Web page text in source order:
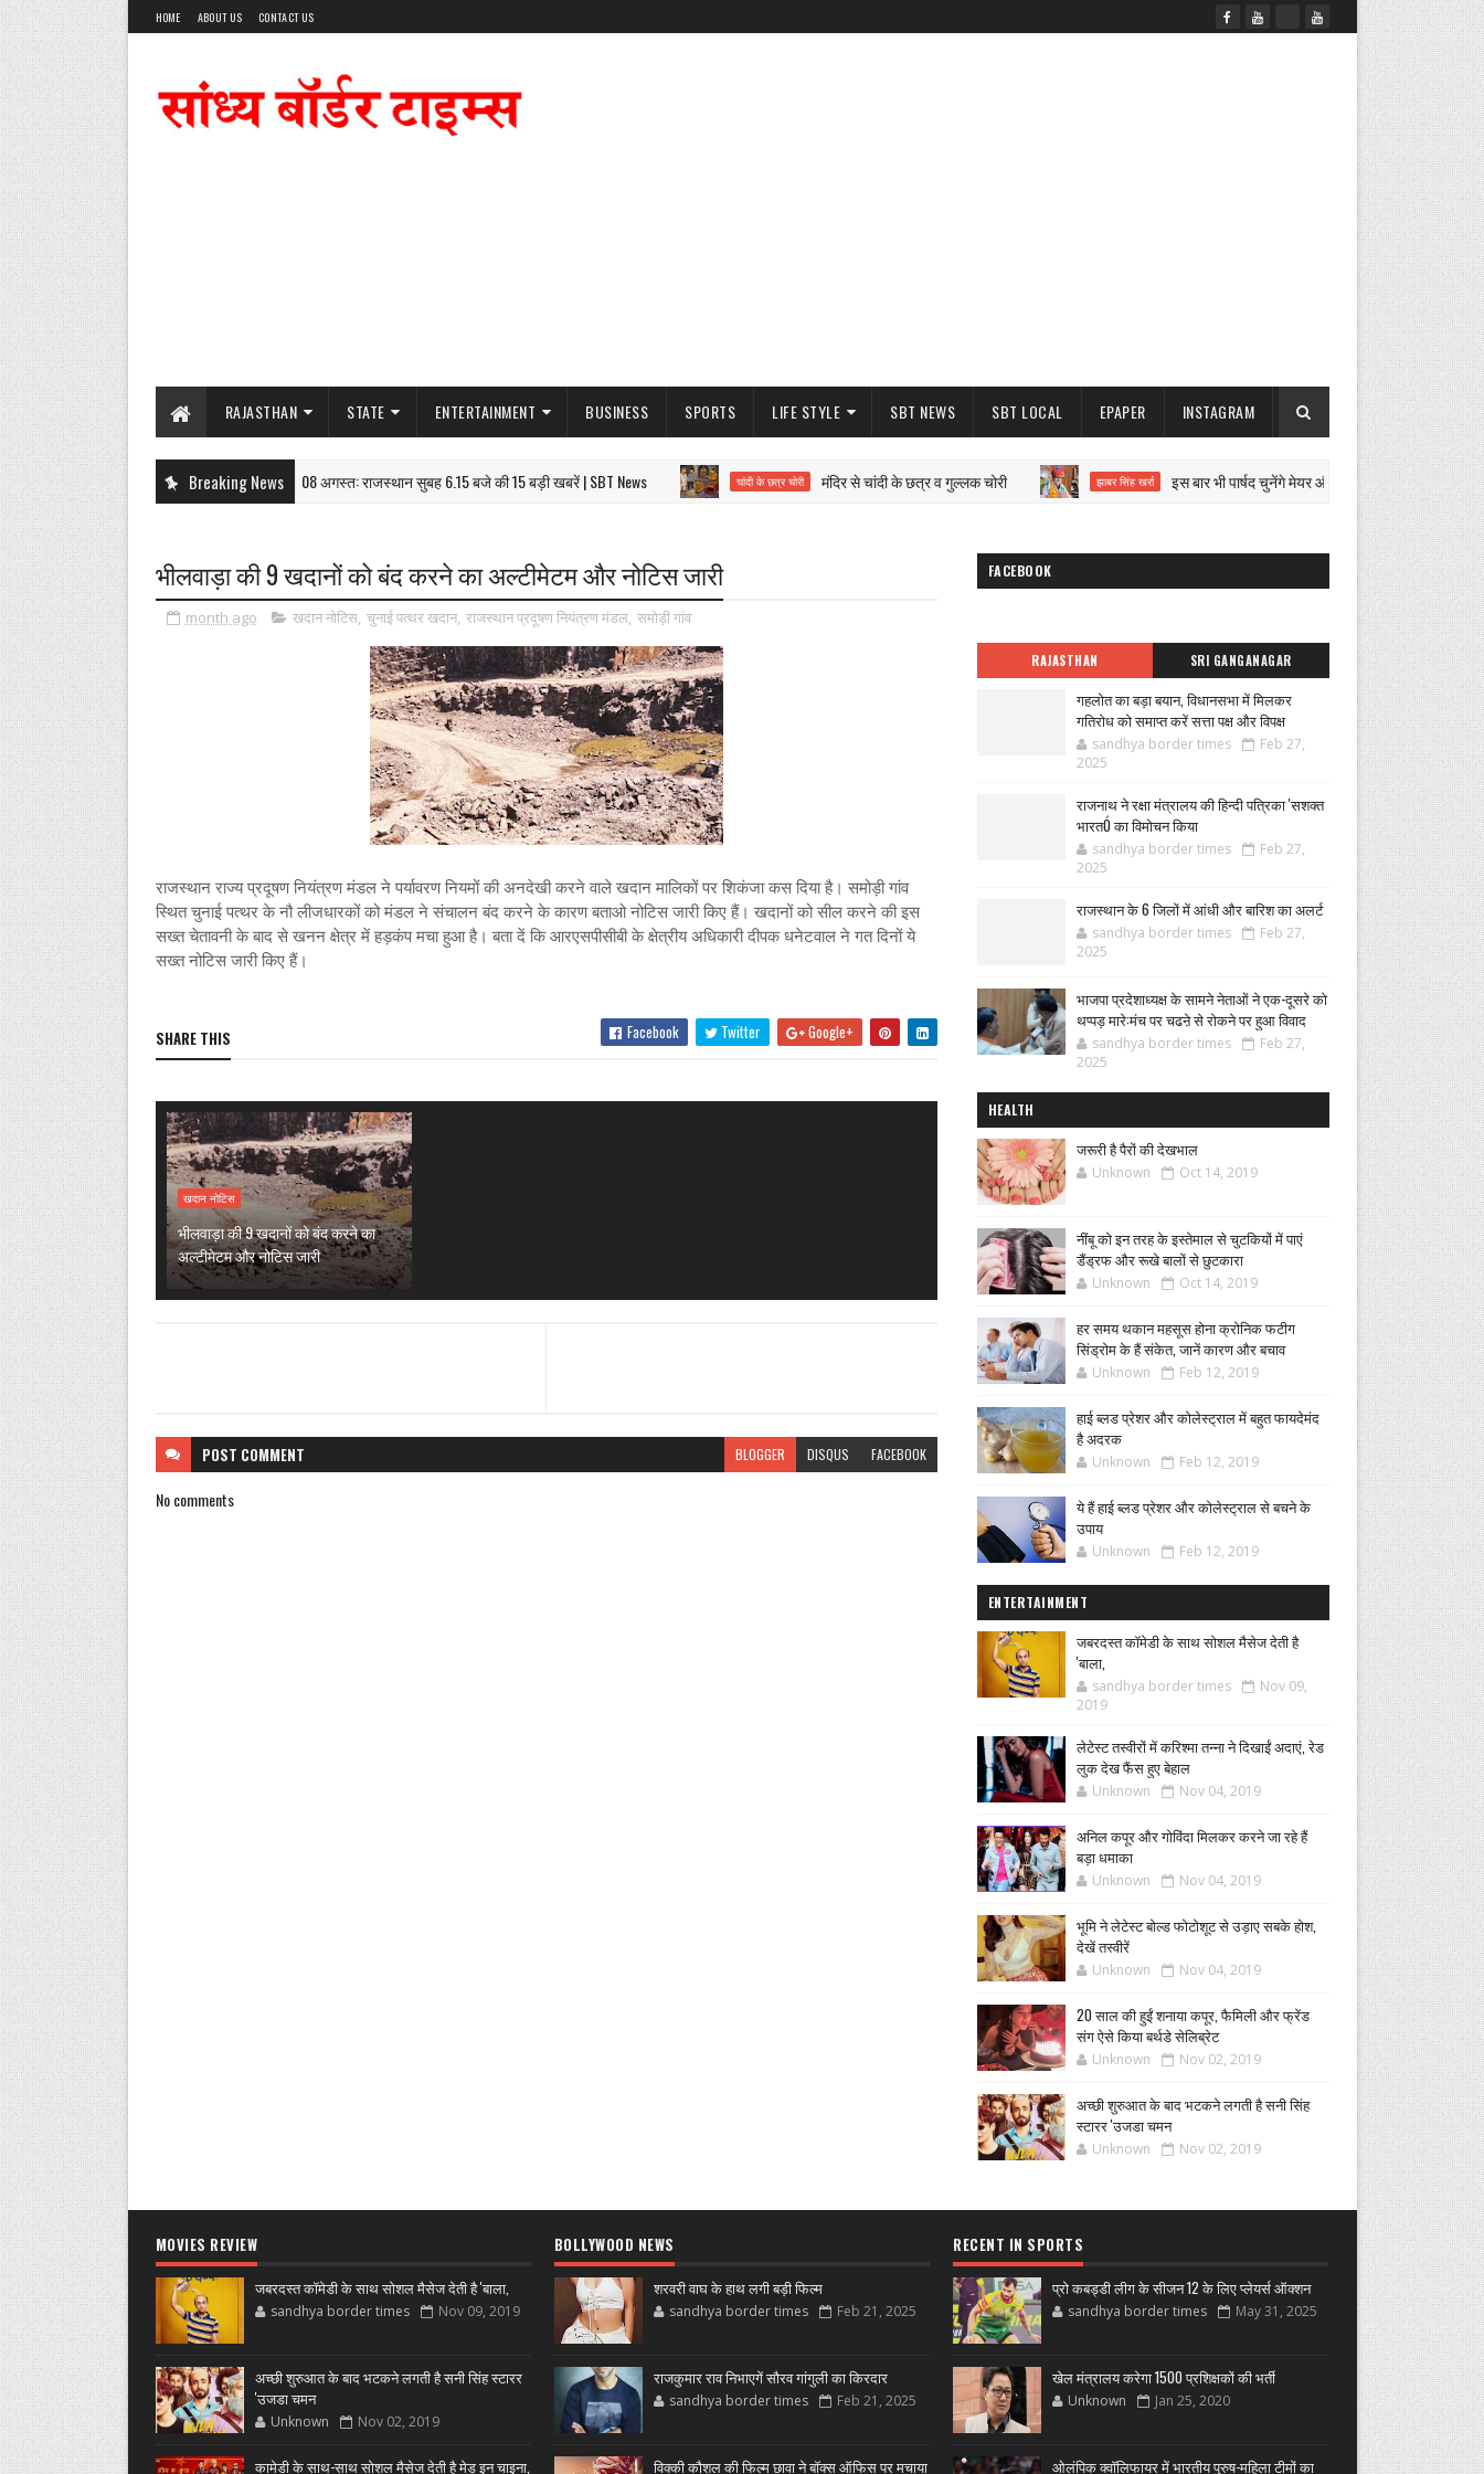
HOME ABOUT US CONTACT US
RAJASTHAN STATE ENTERTAINMENT BUSINESS SPORTS LIFE STYLE SBT NEWS SBT LOCAL EPAPER INSTAGRAM
Breaking News
NEWS 08 अगस्त: राजस्थान सुबह 6.15 बजे की 15 बड़ी खबरें | SBT News चांदी के छत्र चोरी मंदिर से चांदी के छत्र व गुल्लक चोरी झाबर सिंह खर्रा इस बार भी पार्षद चुनेंगे मेयर और चेयरमैन
भीलवाड़ा की 9 खदानों को बंद करने का अल्टीमेटम और नोटिस जारी
month ago खदान नोटिस, चुनाई पत्थर खदान, राजस्थान प्रदूषण नियंत्रण मंडल, समोड़ी गांव
राजस्थान राज्य प्रदूषण नियंत्रण मंडल ने पर्यावरण नियमों की अनदेखी करने वाले खदान मालिकों पर शिकंजा कस दिया है। समोड़ी गांव
स्थित चुनाई पत्थर के नौ लीजधारकों को मंडल ने संचालन बंद करने के कारण बताओ नोटिस जारी किए हैं। खदानों को सील करने की इस
सख्त चेतावनी के बाद से खनन क्षेत्र में हड़कंप मचा हुआ है। बता दें कि आरएसपीसीबी के क्षेत्रीय अधिकारी दीपक धनेटवाल ने गत दिनों ये
सख्त नोटिस जारी किए हैं।
SHARE THIS Facebook Twitter Google+
खदान नोटिस
भीलवाड़ा की 9 खदानों को बंद करने का
अल्टीमेटम और नोटिस जारी
POST COMMENT BLOGGER DISQUS FACEBOOK
No comments
FACEBOOK
RAJASTHAN SRI GANGANAGAR
गहलोत का बड़ा बयान, विधानसभा में मिलकर
गतिरोध को समाप्त करें सत्ता पक्ष और विपक्ष
sandhya border times
Feb 27,
2025
राजनाथ ने रक्षा मंत्रालय की हिन्दी पत्रिका 'सशक्त
भारतÓ का विमोचन किया
sandhya border times
Feb 27,
2025
राजस्थान के 6 जिलों में आंधी और बारिश का अलर्ट
sandhya border times
Feb 27,
2025
भाजपा प्रदेशाध्यक्ष के सामने नेताओं ने एक-दूसरे को
थप्पड़ मारे:मंच पर चढऩे से रोकने पर हुआ विवाद
sandhya border times
Feb 27,
2025
HEALTH
जरूरी है पैरों की देखभाल
Unknown Oct 14, 2019
नींबू को इन तरह के इस्तेमाल से चुटकियों में पाएं
डैंड्रफ और रूखे बालों से छुटकारा
Unknown Oct 14, 2019
हर समय थकान महसूस होना क्रोनिक फटीग
सिंड्रोम के हैं संकेत, जानें कारण और बचाव
Unknown Feb 12, 2019
हाई ब्लड प्रेशर और कोलेस्ट्राल में बहुत फायदेमंद
है अदरक
Unknown Feb 12, 2019
ये हैं हाई ब्लड प्रेशर और कोलेस्ट्राल से बचने के
उपाय
Unknown Feb 12, 2019
ENTERTAINMENT
जबरदस्त कॉमेडी के साथ सोशल मैसेज देती है
'बाला,
sandhya border times
Nov 09,
2019
लेटेस्ट तस्वीरों में करिश्मा तन्ना ने दिखाईं अदाएं, रेड
लुक देख फैंस हुए बेहाल
Unknown Nov 04, 2019
अनिल कपूर और गोविंदा मिलकर करने जा रहे हैं
बड़ा धमाका
Unknown Nov 04, 2019
भूमि ने लेटेस्ट बोल्ड फोटोशूट से उड़ाए सबके होश,
देखें तस्वीरें
Unknown Nov 04, 2019
20 साल की हुईं शनाया कपूर, फैमिली और फ्रेंड
संग ऐसे किया बर्थडे सेलिब्रेट
Unknown Nov 02, 2019
अच्छी शुरुआत के बाद भटकने लगती है सनी सिंह
स्टारर 'उजडा चमन
Unknown Nov 02, 2019
MOVIES REVIEW
जबरदस्त कॉमेडी के साथ सोशल मैसेज देती है 'बाला,
sandhya border times Nov 09, 2019
अच्छी शुरुआत के बाद भटकने लगती है सनी सिंह स्टारर
'उजडा चमन
Unknown Nov 02, 2019
कामेडी के साथ-साथ सोशल मैसेज देती है मेड इन चाइना,
BOLLYWOOD NEWS
शरवरी वाघ के हाथ लगी बड़ी फिल्म
sandhya border times Feb 21, 2025
राजकुमार राव निभाएगें सौरव गांगुली का किरदार
sandhya border times Feb 21, 2025
विक्की कौशल की फिल्म छावा ने बॉक्स ऑफिस पर मचाया
RECENT IN SPORTS
प्रो कबड्डी लीग के सीजन 12 के लिए प्लेयर्स ऑक्शन
sandhya border times May 31, 2025
खेल मंत्रालय करेगा 1500 प्रशिक्षकों की भर्ती
Unknown Jan 25, 2020
ओलंपिक क्वॉलिफायर में भारतीय पुरुष-महिला टीमों का